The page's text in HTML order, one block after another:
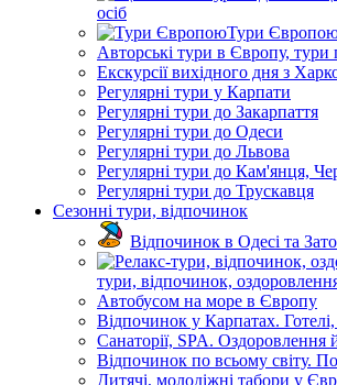
осіб
Тури
Авторські тури в Європу, тури
Екскурсії вихідного дня з
Регулярні тури у Карпати
Регулярні тури до Закарпаття
Регулярні тури до Одеси
Регулярні тури до Львова
Регулярні тури до Кам'янця,
Регулярні тури до Трускавця
Сезонні тури, відпочинок
Відпочинок в Одесі та
тури, відпочинок,
Автобусом на море в Європу
Відпочинок у Карпатах.
Санаторії, SPA. Оздоровлення
Відпочинок по всьому світу.
Дитячі, молодіжні табори у